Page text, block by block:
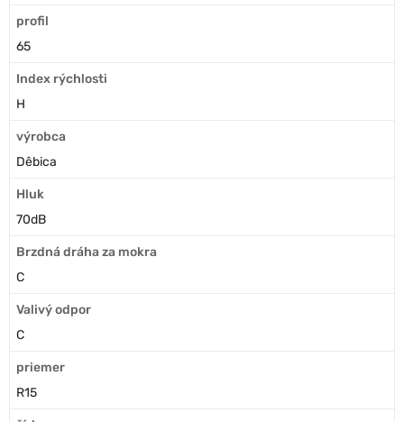
profil
65
Index rýchlosti
H
výrobca
Dêbica
Hluk
70dB
Brzdná dráha za mokra
C
Valivý odpor
C
priemer
R15